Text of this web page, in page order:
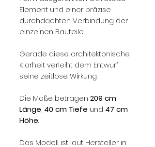
Element und einer präzise
durchdachten Verbindung der
einzelnen Bauteile.
Gerade diese architektonische
Klarheit verleiht dem Entwurf
seine zeitlose Wirkung.
Die Maße betragen 209 cm
Länge, 40 cm Tiefe und 47 cm
Höhe.
Das Modell ist laut Hersteller in